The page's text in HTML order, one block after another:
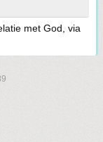
met God, via